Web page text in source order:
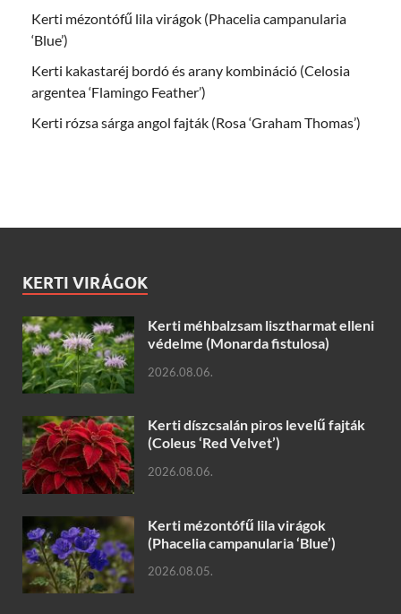
Kerti mézontófű lila virágok (Phacelia campanularia
‘Blue’)
Kerti kakastaréj bordó és arany kombináció (Celosia
argentea ‘Flamingo Feather’)
Kerti rózsa sárga angol fajták (Rosa ‘Graham Thomas’)
KERTI VIRÁGOK
Kerti méhbalzsam lisztharmat elleni
védelme (Monarda fistulosa)
2026.08.06.
Kerti díszcsalán piros levelű fajták
(Coleus ‘Red Velvet’)
2026.08.06.
Kerti mézontófű lila virágok
(Phacelia campanularia ‘Blue’)
2026.08.05.